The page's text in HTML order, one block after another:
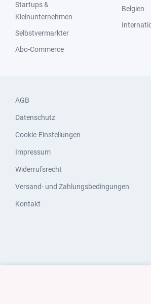
Startups &
Kleinunternehmen
Selbstvermarkter
Abo-Commerce
Belgien
AGB
Datenschutz
Cookie-Einstellungen
Impressum
Widerrufsrecht
Versand- und Zahlungsbedingungen
Kontakt